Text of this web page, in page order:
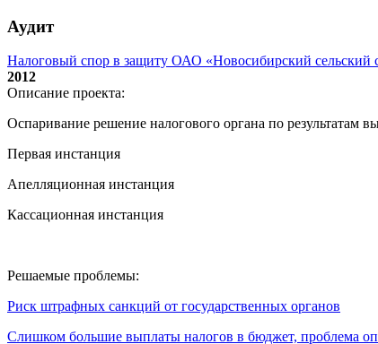
Аудит
Налоговый спор в защиту ОАО «Новосибирский сельский
2012
Описание проекта:
Оспаривание решение налогового органа по результатам
Первая инстанция
Апелляционная инстанция
Кассационная инстанция
Решаемые проблемы:
Риск штрафных санкций от государственных органов
Слишком большие выплаты налогов в бюджет, проблема